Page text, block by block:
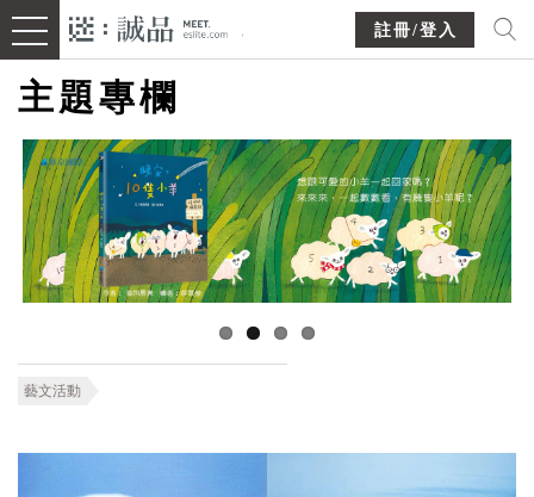
註冊/登入
主題專欄
藝文活動